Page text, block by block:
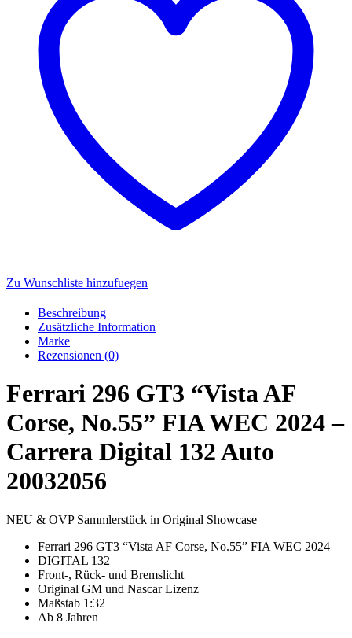
-
Carrera
Digital
Zu Wunschliste hinzufuegen
Beschreibung
Zusätzliche Information
Marke
Rezensionen (0)
Ferrari 296 GT3 “Vista AF
Corse, No.55” FIA WEC 2024 –
Carrera Digital 132 Auto
20032056
NEU & OVP Sammlerstück in Original Showcase
Ferrari 296 GT3 “Vista AF Corse, No.55” FIA WEC 2024
DIGITAL 132
Front-, Rück- und Bremslicht
Original GM und Nascar Lizenz
Maßstab 1:32
Ab 8 Jahren